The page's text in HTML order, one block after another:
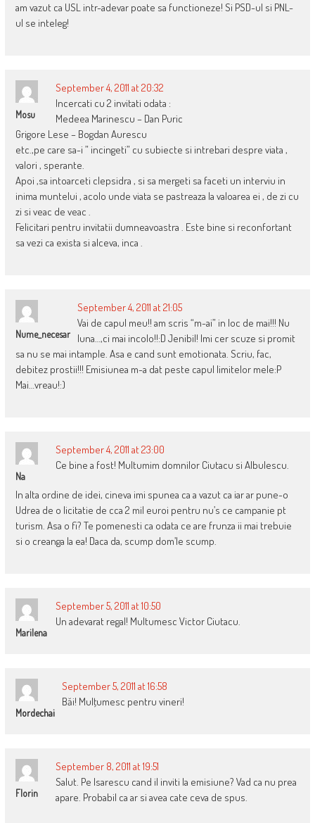
am vazut ca USL intr-adevar poate sa functioneze! Si PSD-ul si PNL-
ul se inteleg!
Mosu
September 4, 2011 at 20:32
Incercati cu 2 invitati odata :
Medeea Marinescu – Dan Puric
Grigore Lese – Bogdan Aurescu
etc.,pe care sa-i ” incingeti” cu subiecte si intrebari despre viata ,
valori , sperante.
Apoi ,sa intoarceti clepsidra , si sa mergeti sa faceti un interviu in
inima muntelui , acolo unde viata se pastreaza la valoarea ei , de zi cu
zi si veac de veac .
Felicitari pentru invitatii dumneavoastra . Este bine si reconfortant
sa vezi ca exista si alceva, inca .
Nume_necesar
September 4, 2011 at 21:05
Vai de capul meu!! am scris “m-ai” in loc de mai!!! Nu
luna…,ci mai incolo!!:D Jenibil! Imi cer scuze si promit
sa nu se mai intample. Asa e cand sunt emotionata. Scriu, fac,
debitez prostii!!! Emisiunea m-a dat peste capul limitelor mele:P
Mai…vreau!:)
Na
September 4, 2011 at 23:00
Ce bine a fost! Multumim domnilor Ciutacu si Albulescu.
In alta ordine de idei, cineva imi spunea ca a vazut ca iar ar pune-o
Udrea de o licitatie de cca 2 mil euroi pentru nu’s ce campanie pt
turism. Asa o fi? Te pomenesti ca odata ce are frunza ii mai trebuie
si o creanga la ea! Daca da, scump dom’le scump.
Marilena
September 5, 2011 at 10:50
Un adevarat regal! Multumesc Victor Ciutacu.
Mordechai
September 5, 2011 at 16:58
Băi! Mulţumesc pentru vineri!
Florin
September 8, 2011 at 19:51
Salut. Pe Isarescu cand il inviti la emisiune? Vad ca nu prea
apare. Probabil ca ar si avea cate ceva de spus.